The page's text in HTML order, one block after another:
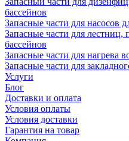
бассейнов
Запасные части для насосов
Запасные части для
бассейнов
Запасные части для нагрева
Запасные части для
Услуги
Блог
Доставки и оплата
Условия оплаты
Условия доставки
Гарантия на товар